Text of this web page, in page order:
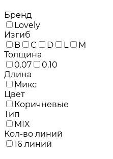
Бренд
Lovely
Изгиб
B
C D L
M
Толщина
0.07
0.10
Длина
Микс
Цвет
Коричневые
Тип
MIX
Кол-во линий
16 линий